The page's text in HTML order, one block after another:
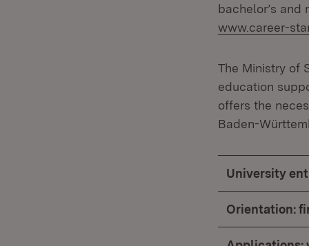
bachelor’s and
www.career-
The Ministry of
education
offers the
Baden-
University
Orientation: